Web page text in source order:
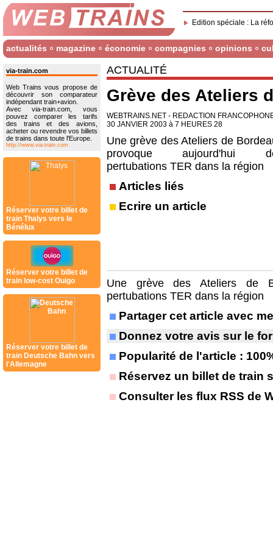
Edition spéciale : La
actualités magazine économie compagnies opinions
via-train.com
Web Trains vous propose de
découvrir son comparateur
indépendant train+avion.
Avec via-train.com, vous
pouvez comparer les tarifs
des trains et des avions,
acheter ou revendre vos billets
de trains dans toute l'Europe.
http://www.via-train.com
Réserver votre billet de
train Thalys vers le
Bénélux
Réserver votre billet de
train low-cost Ouigo
Réserver votre billet de
train Deutsche Bahn vers
l'Allemagne
ACTUALITÉ
Grève des Ateliers
WEBTRAINS.NET - REDACTION
30 JANVIER 2003 à 7 HEURES 28
Une grève des Ateliers de
provoque aujourd'hui
pertubations TER dans la région
Articles liés
Ecrire un article
Une grève des Ateliers de
pertubations TER dans la région
Partager cet article avec
Donnez votre avis sur le
Popularité de l'article :
Réservez un billet de train
Consulter les flux RSS de